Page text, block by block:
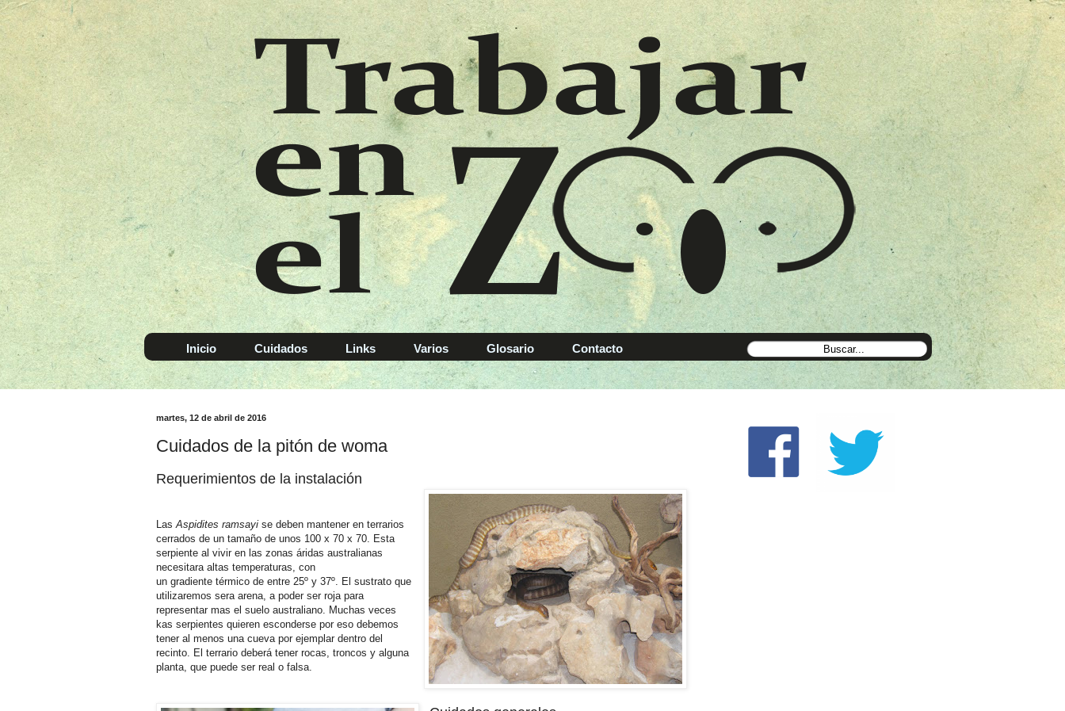
Inicio Cuidados Links Varios Glosario Contacto
martes, 12 de abril de 2016
Cuidados de la pitón de woma
Requerimientos de la instalación
Las Aspidites ramsayi se deben mantener en terrarios
cerrados de un tamaño de unos 100 x 70 x 70. Esta
serpiente al vivir en las zonas áridas australianas
necesitara altas temperaturas, con
un gradiente térmico de entre 25º y 37º. El sustrato que
utilizaremos sera arena, a poder ser roja para
representar mas el suelo australiano. Muchas veces
kas serpientes quieren esconderse por eso debemos
tener al menos una cueva por ejemplar dentro del
recinto. El terrario deberá tener rocas, troncos y alguna
planta, que puede ser real o falsa.